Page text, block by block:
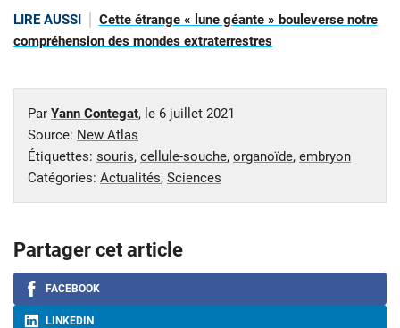
LIRE AUSSI
Cette étrange « lune géante » bouleverse notre
compréhension des mondes extraterrestres
Par Yann Contegat, le 6 juillet 2021
Source: New Atlas
Étiquettes: souris, cellule-souche, organoïde, embryon
Catégories: Actualités, Sciences
Partager cet article
FACEBOOK
LINKEDIN